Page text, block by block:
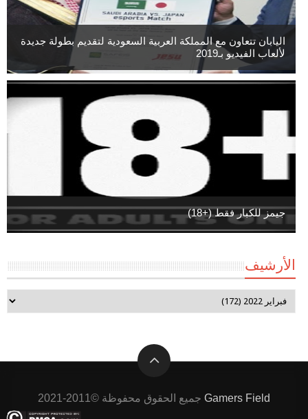
اليابان تتعاون مع المملكة العربية السعودية لتقديم بطولة جديدة
لألعاب الفيديو بـ2019
جيمز للكبار فقط (+18)
الأرشيف
Gamers Field جميع الحقوق محفوظة ©2011-2021